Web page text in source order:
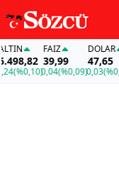
FAİZ
39,99
0,04(%0,09)
DOLAR
47,65
0,03(%0,05)